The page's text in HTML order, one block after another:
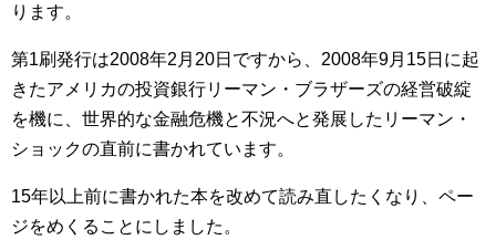
ります。
第1刷発行は2008年2月20日ですから、2008年9月15日に起
きたアメリカの投資銀行リーマン・ブラザーズの経営破綻
を機に、世界的な金融危機と不況へと発展したリーマン・
ショックの直前に書かれています。
15年以上前に書かれた本を改めて読み直したくなり、ペー
ジをめくることにしました。